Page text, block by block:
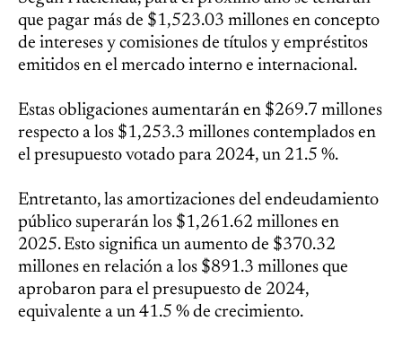
que pagar más de $1,523.03 millones en concepto
de intereses y comisiones de títulos y empréstitos
emitidos en el mercado interno e internacional.
Estas obligaciones aumentarán en $269.7 millones
respecto a los $1,253.3 millones contemplados en
el presupuesto votado para 2024, un 21.5 %.
Entretanto, las amortizaciones del endeudamiento
público superarán los $1,261.62 millones en
2025. Esto significa un aumento de $370.32
millones en relación a los $891.3 millones que
aprobaron para el presupuesto de 2024,
equivalente a un 41.5 % de crecimiento.